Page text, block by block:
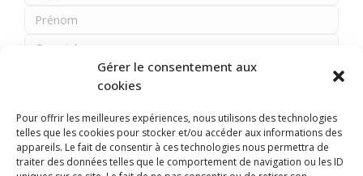
Gérer le consentement aux
cookies
Pour offrir les meilleures expériences, nous utilisons des technologies
telles que les cookies pour stocker et/ou accéder aux informations des
appareils. Le fait de consentir à ces technologies nous permettra de
traiter des données telles que le comportement de navigation ou les ID